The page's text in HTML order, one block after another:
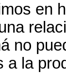
en
no
a la